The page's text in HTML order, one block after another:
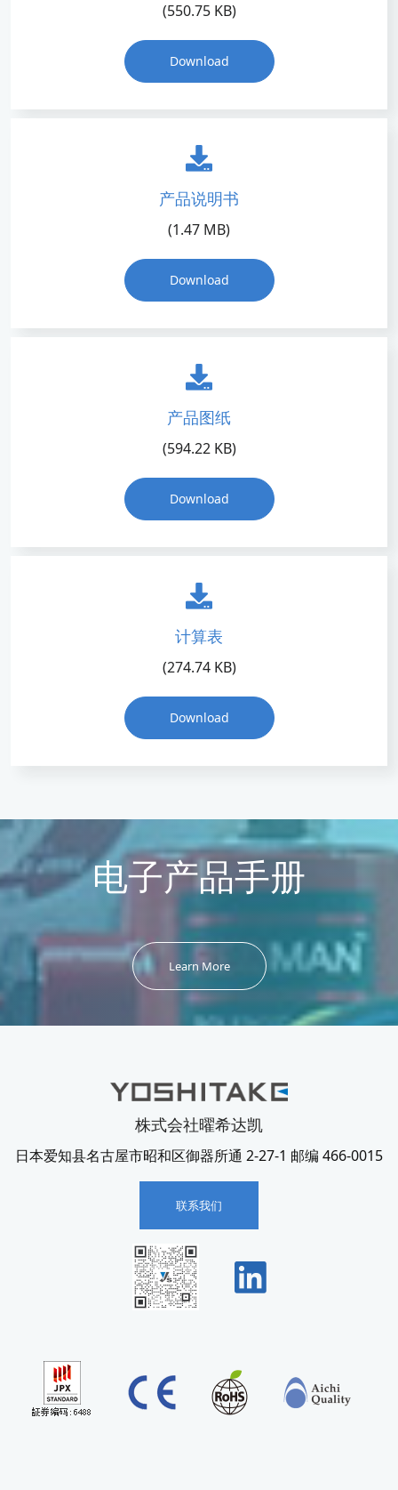
(550.75 KB)
Download
产品说明书
(1.47 MB)
Download
产品图纸
(594.22 KB)
Download
计算表
(274.74 KB)
Download
电子产品手册
Learn More
株式会社曜希达凯
日本爱知县名古屋市昭和区御器所通 2-27-1 邮编 466-0015
联系我们